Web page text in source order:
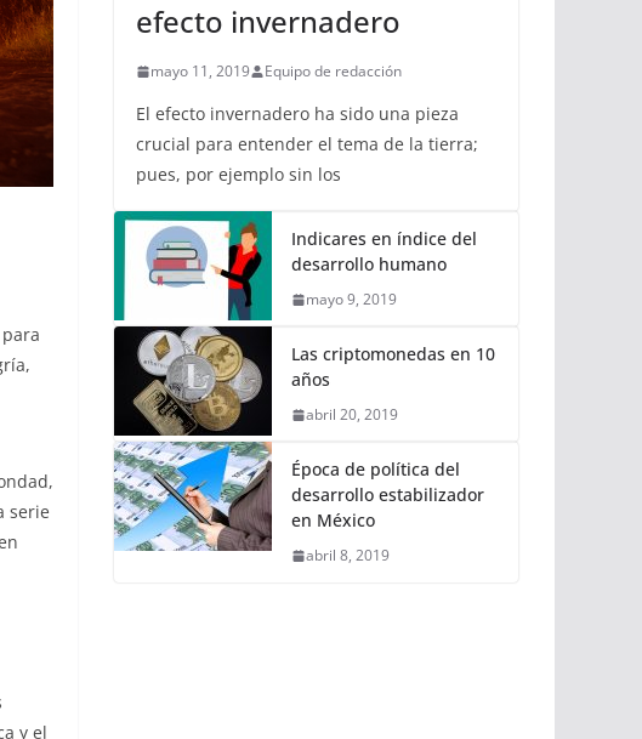
serie
y el
efecto invernadero
mayo 11, 2019 Equipo de redacción
El efecto invernadero ha sido una pieza
crucial para entender el tema de la tierra;
pues, por ejemplo sin los
Indicares en índice del
desarrollo humano
mayo 9, 2019
Las criptomonedas en 10
años
abril 20, 2019
Época de política del
desarrollo estabilizador
en México
abril 8, 2019